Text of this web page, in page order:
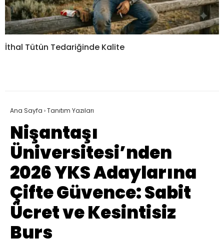
İthal Tütün Tedariğinde Kalite
Ana Sayfa ›Tanıtım Yazıları
Nişantaşı
Üniversitesi’nden
2026 YKS Adaylarına
Çifte Güvence: Sabit
Ücret ve Kesintisiz
Burs